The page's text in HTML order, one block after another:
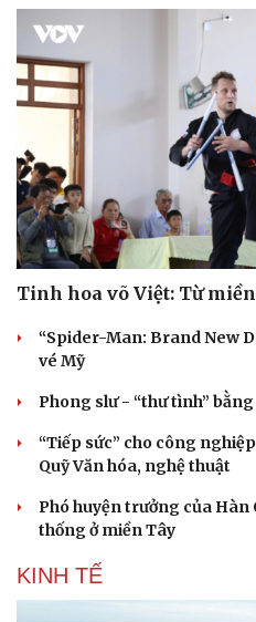
Tinh hoa võ Việt: Từ
“Spider-Man: Brand New
vé Mỹ
Phong slư - “thư tình”
“Tiếp sức” cho công
Quỹ Văn hóa, nghệ thuật
Phó huyện trưởng của Hàn
thống ở miền Tây
KINH TẾ